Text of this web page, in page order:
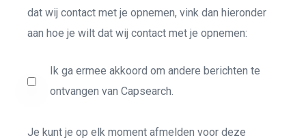
dat wij contact met je opnemen, vink dan hieronder
aan hoe je wilt dat wij contact met je opnemen:
Ik ga ermee akkoord om andere berichten te
ontvangen van Capsearch.
Je kunt je op elk moment afmelden voor deze